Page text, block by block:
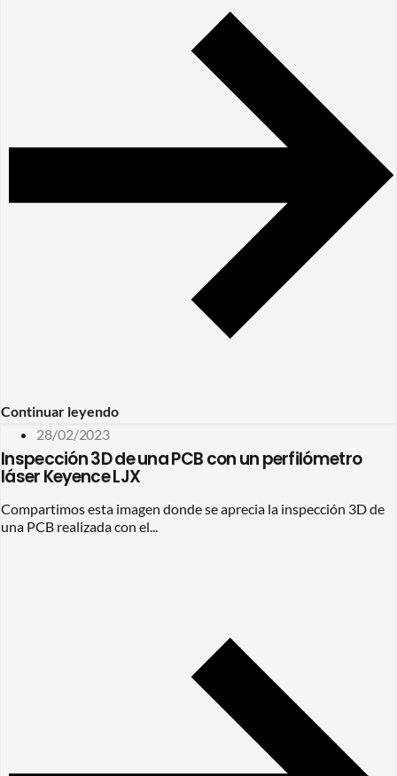
Continuar leyendo
28/02/2023
Inspección 3D de una PCB con un perfilómetro
láser Keyence LJX
Compartimos esta imagen donde se aprecia la inspección 3D de
una PCB realizada con el...